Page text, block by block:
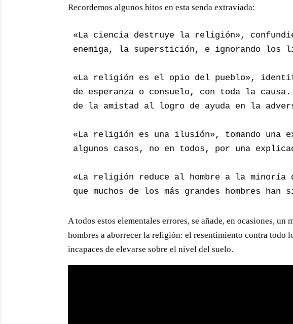
Recordemos algunos hitos en esta senda extraviada:
«La ciencia destruye la religión»,
enemiga, la superstición, e ignorando los
«La religión es el opio del pueblo»,
de esperanza o consuelo, con toda la
de la amistad al logro de ayuda en la
«La religión es una ilusión», tomando una
algunos casos, no en todos, por una
«La religión reduce al hombre a la minoría
que muchos de los más grandes hombres
A todos estos elementales errores, se añade, en ocasiones, un
hombres a aborrecer la religión: el resentimiento contra todo
incapaces de elevarse sobre el nivel del suelo.